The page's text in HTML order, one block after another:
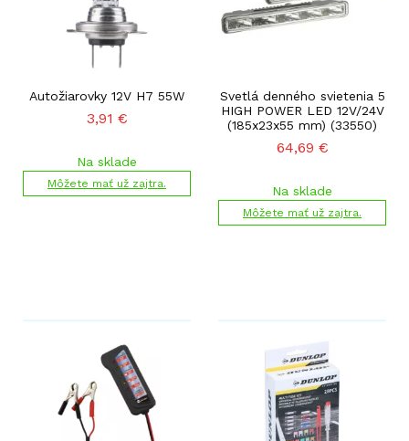
Autožiarovky 12V H7 55W
3,91 €
Na sklade
Môžete mať už zajtra.
Svetlá denného svietenia 5
HIGH POWER LED 12V/24V
(185x23x55 mm) (33550)
64,69 €
Na sklade
Môžete mať už zajtra.